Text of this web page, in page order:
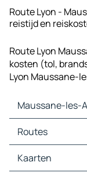
Route Lyon -
reistijd en
Route Lyon
kosten (tol,
Lyon Maussane-
Maussane-les-
Maussane-les-
Maussane-les-
Maussane-les-
Maussane-les-
Routes
Routes
Routes
Kaarten